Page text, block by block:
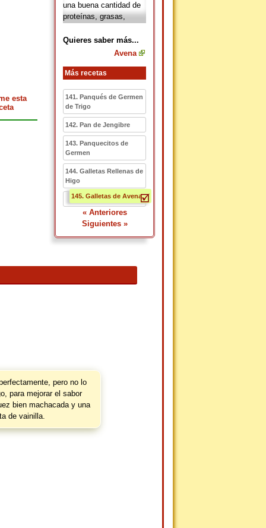
una buena cantidad de
proteínas, grasas,
Es considerado unos de
los cereales con más
vegetal y no saturada.
vitaminas del grupo B,
contiene vitamina E y
minerales como fósforo,
magnesio, cobre, zinc,
hierro y calcio.
Quieres saber más...
Avena
Más recetas
141. Panqués de Germen
de Trigo
142. Pan de Jengibre
143. Panquecitos de
Germen
144. Galletas Rellenas de
Higo
145. Galletas de Avena
« Anteriores
Siguientes »
esta
pero no lo
para mejorar el sabor
bien machacada y una
de vainilla.